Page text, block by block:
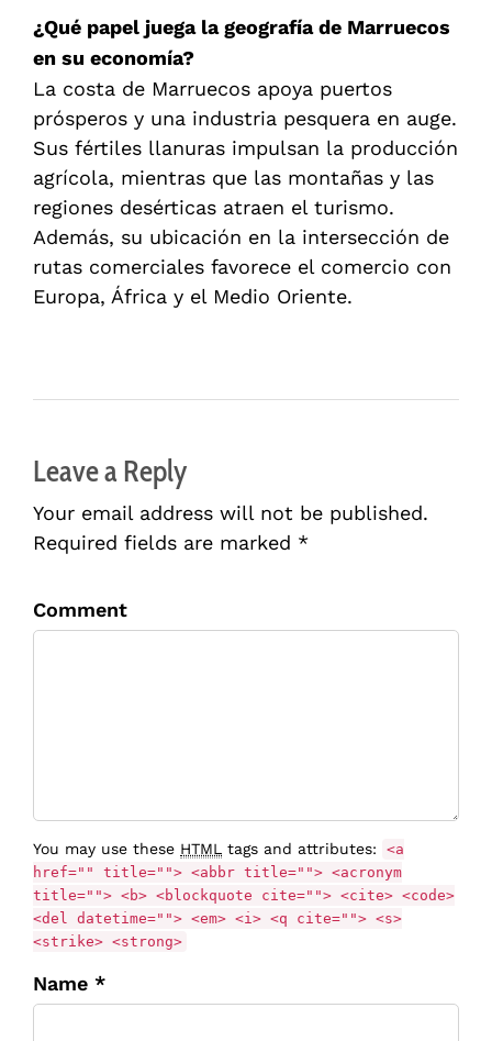
¿Qué papel juega la geografía de Marruecos
en su economía?
La costa de Marruecos apoya puertos
prósperos y una industria pesquera en auge.
Sus fértiles llanuras impulsan la producción
agrícola, mientras que las montañas y las
regiones desérticas atraen el turismo.
Además, su ubicación en la intersección de
rutas comerciales favorece el comercio con
Europa, África y el Medio Oriente.
Leave a Reply
Your email address will not be published.
Required fields are marked *
Comment
You may use these HTML tags and attributes:
<a
href="" title=""> <abbr title=""> <acronym
title=""> <b> <blockquote cite=""> <cite> <code>
<del datetime=""> <em> <i> <q cite=""> <s>
<strike> <strong>
Name *